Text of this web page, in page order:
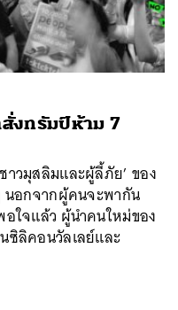
งทรัมป์ห้าม 7
าวมุสลิมและผู้ลี้ภัย’ ของ
นอกจากผู้คนจะพากัน
ใจแล้ว ผู้นำคนใหม่ของ
ซิลิคอนวัลเลย์และ